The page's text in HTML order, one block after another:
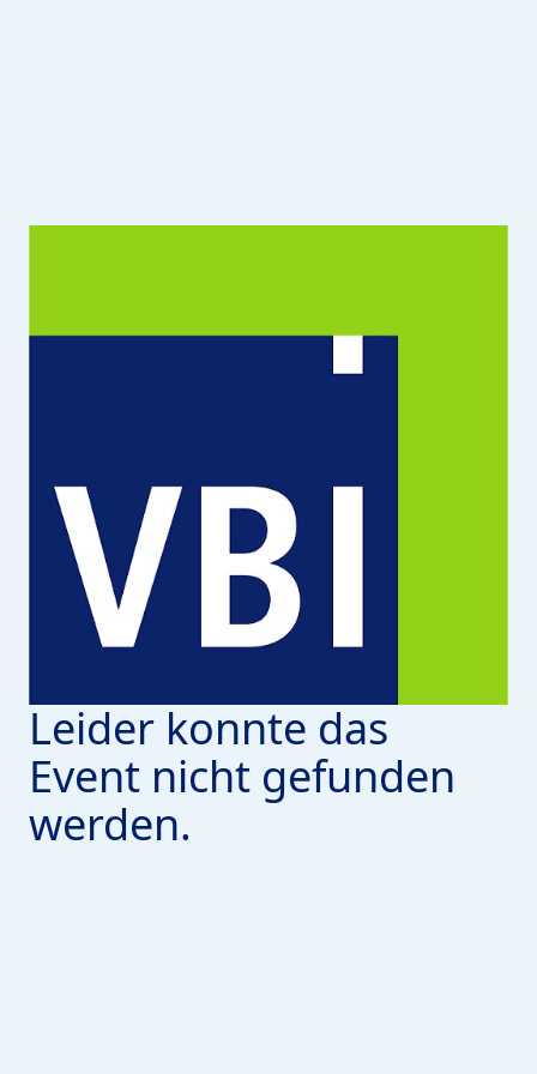
Leider konnte das
Event nicht gefunden
werden.